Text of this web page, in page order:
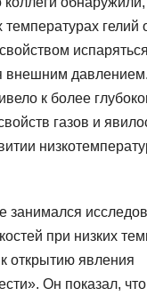
температурах гелий
внешним
к более
газов и
занимался
при низких
открытию явления
Он показал,